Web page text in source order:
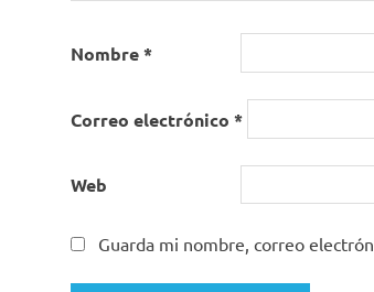
Nombre*
Correo electrónico *
Web
Guarda mi nombre, correo